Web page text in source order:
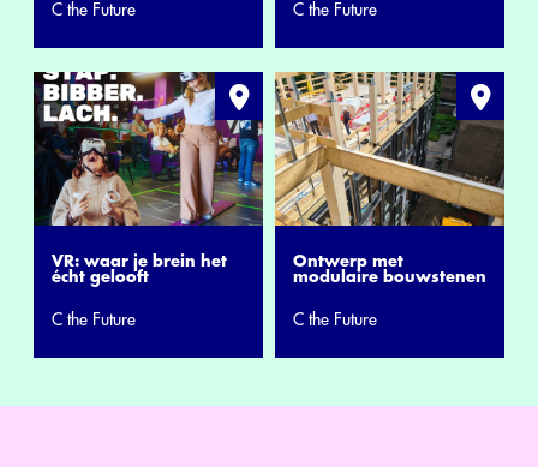
C the Future C the Future
VR: waar je brein het
écht gelooft
C the Future
Ontwerp met
modulaire bouwstenen
C the Future